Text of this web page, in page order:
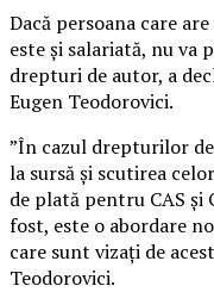
Dacă persoana care
este şi salariată, nu
drepturi de autor, a
Eugen Teodorovici.
”În cazul drepturilor
la sursă şi scutirea
de plată pentru CAS şi
fost, este o abordare
care sunt vizaţi de
Teodorovici.